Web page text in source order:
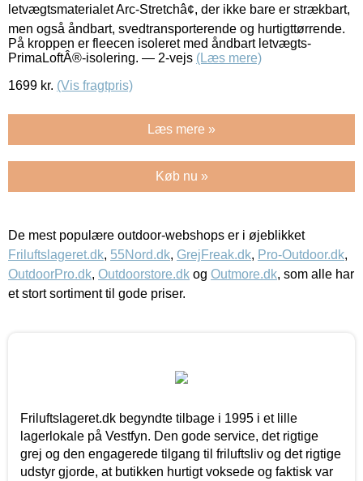
letvægtsmaterialet Arc-Stretchâ¢, der ikke bare er strækbart,
men også åndbart, svedtransporterende og hurtigttørrende.
På kroppen er fleecen isoleret med åndbart letvægts-
PrimaLoftÂ®-isolering. — 2-vejs (Læs mere)
1699 kr. (Vis fragtpris)
Læs mere »
Køb nu »
De mest populære outdoor-webshops er i øjeblikket
Friluftslageret.dk, 55Nord.dk, GrejFreak.dk, Pro-Outdoor.dk,
OutdoorPro.dk, Outdoorstore.dk og Outmore.dk, som alle har
et stort sortiment til gode priser.
Friluftslageret.dk begyndte tilbage i 1995 i et lille
lagerlokale på Vestfyn. Den gode service, det rigtige
grej og den engagerede tilgang til friluftsliv og det rigtige
udstyr gjorde, at butikken hurtigt voksede og faktisk var